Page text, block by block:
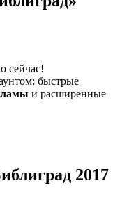
сейчас!
быстрые
и расширенные
2017